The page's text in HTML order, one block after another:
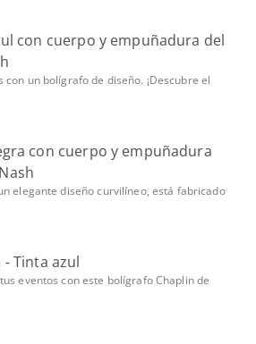
con cuerpo y empuñadura del
con un bolígrafo de diseño. ¡Descubre el
con cuerpo y empuñadura
elegante diseño curvilíneo, está fabricado
Tinta azul
eventos con este bolígrafo Chaplin de